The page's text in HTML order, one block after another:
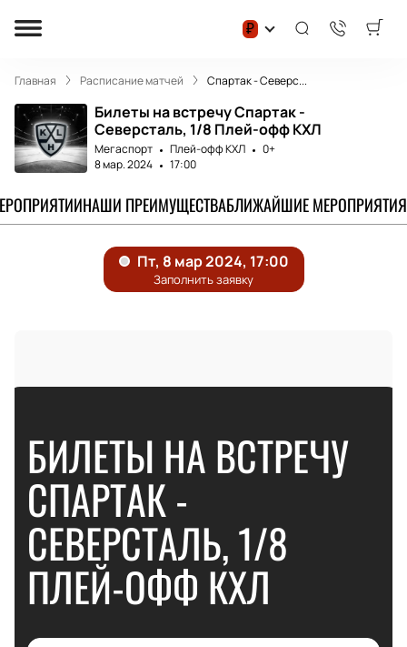
₽
Главная Расписание матчей Спартак - Северс...
Билеты на встречу Спартак -
Северсталь, 1/8 Плей-офф КХЛ
Мегаспорт Плей-офф КХЛ
0+
8 мар. 2024
17:00
НАШИ ПРЕИМУЩЕСТВАБЛИЖАЙШИЕ МЕРОПРИЯТИЯ
БИЛЕТЫ НА ВСТРЕЧУ
СПАРТАК -
СЕВЕРСТАЛЬ, 1/8
ПЛЕЙ-ОФФ КХЛ